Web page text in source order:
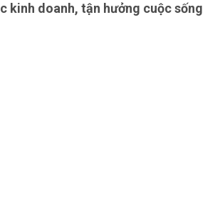
kinh doanh, tận hưởng cuộc sống